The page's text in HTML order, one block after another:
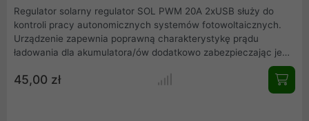
Regulator solarny regulator SOL PWM 20A 2xUSB służy do
kontroli pracy autonomicznych systemów fotowoltaicznych.
Urządzenie zapewnia poprawną charakterystykę prądu
ładowania dla akumulatora/ów dodatkowo zabezpieczając je
Regulatory solarne SOL PWM można używać do instalacji z
45,00 zł